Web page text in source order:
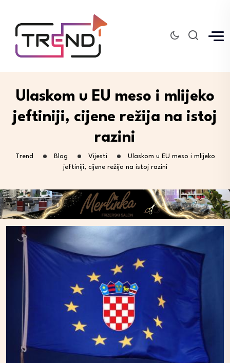
Ulaskom u EU meso i mlijeko
jeftiniji, cijene režija na istoj
razini
Trend Blog Vijesti
Ulaskom u EU meso i mlijeko
jeftiniji, cijene režija na istoj razini